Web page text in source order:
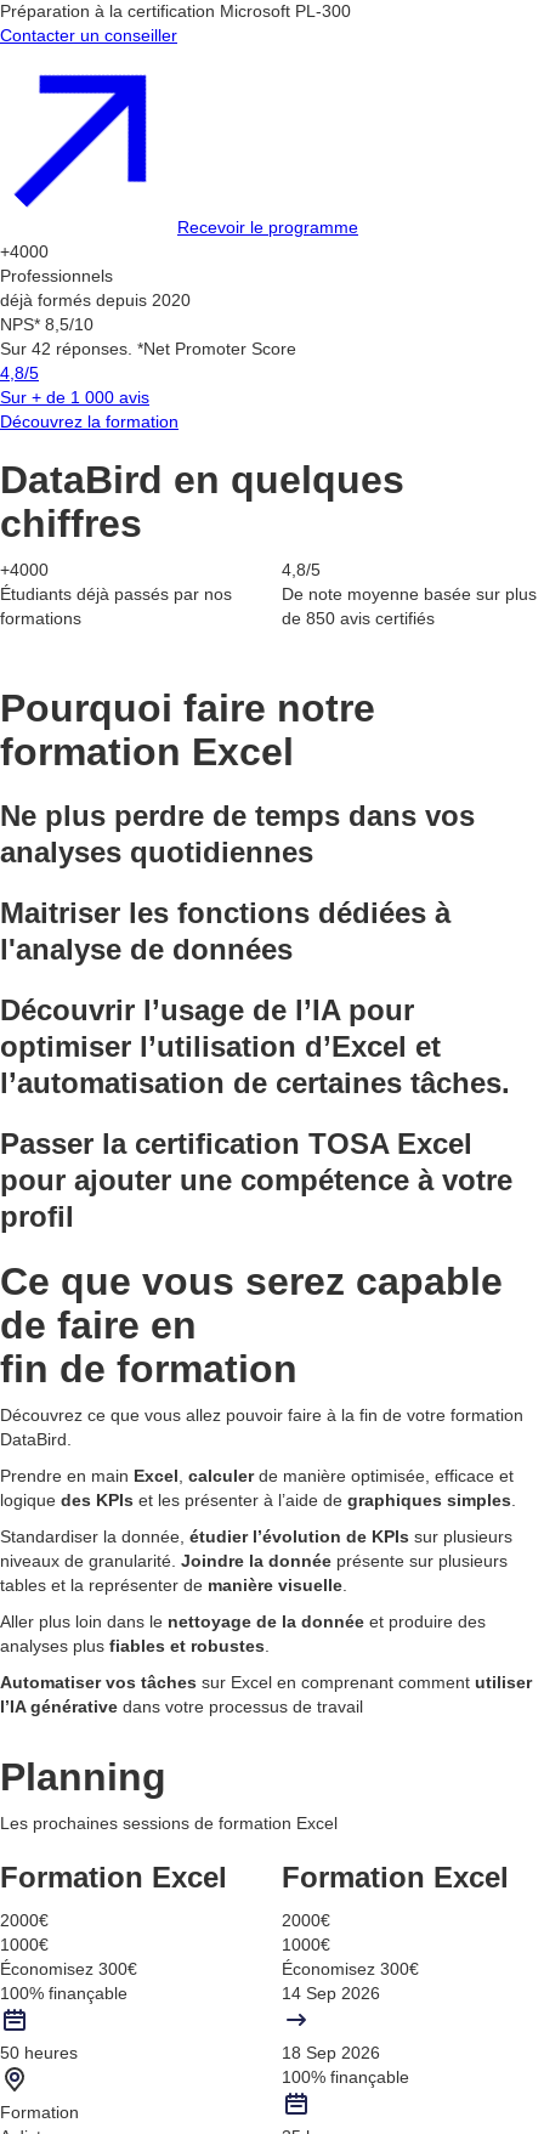
Préparation à la certification Microsoft PL-300
Contacter un conseiller
Recevoir le programme
+4000
Professionnels
déjà formés depuis 2020
NPS* 8,5/10
Sur 42 réponses. *Net Promoter Score
4,8/5
Sur + de 1 000 avis
Découvrez la formation
DataBird en quelques
chiffres
+4000
Étudiants déjà passés par nos
formations
4,8/5
De note moyenne basée sur plus
de 850 avis certifiés
Pourquoi faire notre
formation Excel
Ne plus perdre de temps dans vos
analyses quotidiennes
Maitriser les fonctions dédiées à
l'analyse de données
Découvrir l’usage de l’IA pour
optimiser l’utilisation d’Excel et
l’automatisation de certaines tâches.
Passer la certification TOSA Excel
pour ajouter une compétence à votre
profil
Ce que vous serez capable
de faire en
fin de formation
Découvrez ce que vous allez pouvoir faire à la fin de votre formation
DataBird.
Prendre en main Excel, calculerde manière optimisée, efficace et
logique des KPIs et les présenter à l’aide de graphiques simples.
Standardiser la donnée, étudier l’évolution de KPIs sur plusieurs
niveaux de granularité. Joindre la donnée présente sur plusieurs
tables et la représenter de manière visuelle.
Aller plus loin dans le nettoyage de la donnée et produire des
analyses plus fiables et robustes.
Automatiser vos tâches sur Excel en comprenant comment utiliser
l’IA générative dans votre processus de travail
Planning
Les prochaines sessions de formation Excel
Formation Excel
2000€
1000€
Économisez 300€
100% finançable
50 heures
Formation
Formation Excel
2000€
1000€
Économisez 300€
14 Sep 2026
18 Sep 2026
100% finançable